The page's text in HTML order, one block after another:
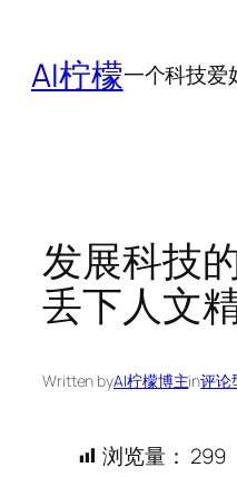
AI柠檬一个科技爱
发展科技
丢下人文
Written byAI柠檬博主in评论
浏览量： 299